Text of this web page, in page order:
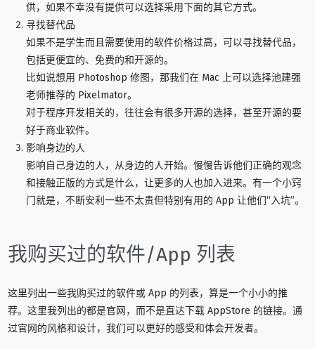
供，如果不幸没有提供可以选择采用下面的其它方式。
寻找替代品
如果不是学生而且需要使用的软件价格过高，可以寻找替代品，
包括更便宜的、免费的和开源的。
比如说想用 Photoshop 修图，那我们在 Mac 上可以选择池建强
老师推荐的 Pixelmator。
对于程序开发相关的，往往会有很多开源的选择，甚至开源的要
好于商业软件。
影响身边的人
影响自己身边的人，从身边的人开始。慢慢告诉他们正确的观念
和接触正版的方式是什么，让更多的人也加入进来。有一个小窍
门就是，不断安利一些不太贵但特别有用的 App 让他们“入坑”。
我购买过的软件/App 列表
这里列出一些我购买过的软件或 App 的列表，算是一个小小的推
荐。这里我列出的都是官网，而不是直达下载 AppStore 的链接。通
过官网的风格和设计，我们可以更好的感受和体会开发者。